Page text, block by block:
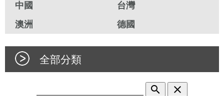
中國
台灣
澳洲
德國
全部分類
search clear